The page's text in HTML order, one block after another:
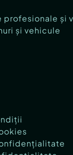
profesionale și
și vehicule